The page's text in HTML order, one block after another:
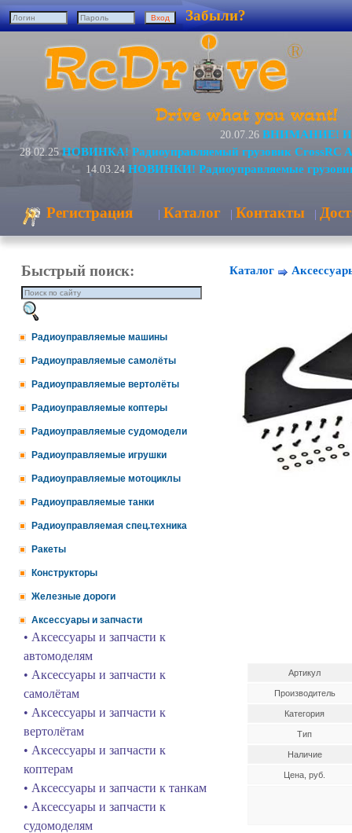
Забыли?
20.07.26 ВНИМАНИЕ!
28.02.25 НОВИНКА! Радиоуправляемый грузовик CrossRC
14.03.24 НОВИНКИ! Радиоуправляемые
Регистрация | Каталог | Контакты |
Быстрый поиск:
Радиоуправляемые машины
Радиоуправляемые самолёты
Радиоуправляемые вертолёты
Радиоуправляемые коптеры
Радиоуправляемые судомодели
Радиоуправляемые игрушки
Радиоуправляемые мотоциклы
Радиоуправляемые танки
Радиоуправляемая спец.техника
Ракеты
Конструкторы
Железные дороги
Аксессуары и запчасти
• Аксессуары и запчасти к
автомоделям
• Аксессуары и запчасти к
самолётам
• Аксессуары и запчасти к
вертолётам
• Аксессуары и запчасти к
коптерам
• Аксессуары и запчасти к танкам
• Аксессуары и запчасти к
судомоделям
Каталог
Артикул
Производитель
Категория
Тип
Наличие
Цена, руб.